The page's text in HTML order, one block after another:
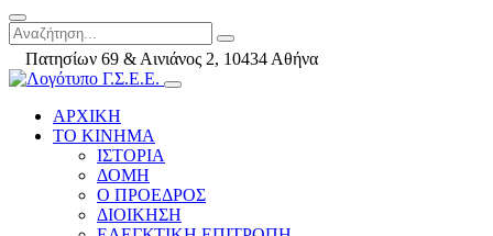
Πατησίων 69 & Αινιάνος 2, 10434 Αθήνα
ΑΡΧΙΚΗ
ΤΟ ΚΙΝΗΜΑ
ΙΣΤΟΡΙΑ
ΔΟΜΗ
Ο ΠΡΟΕΔΡΟΣ
ΔΙΟΙΚΗΣΗ